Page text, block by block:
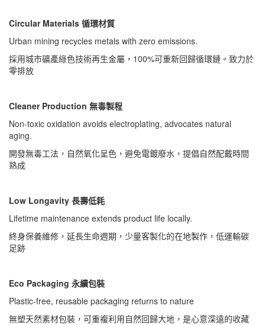
Circular Materials 循環材質
Urban mining recycles metals with zero emissions.
採用城市礦產綠色技術再生金屬，100%可重新回歸循環鏈。致力於
零排放
Cleaner Production 無毒製程
Non-toxic oxidation avoids electroplating, advocates natural
aging.
開發無毒工法，自然氧化呈色，避免電鍍廢水，提倡自然配戴時間
熟成
Low Longavity 長壽低耗
Lifetime maintenance extends product life locally.
終身保養維修，延長生命週期，少量客製化的在地製作，低運輸碳
足跡
Eco Packaging 永續包裝
Plastic-free, reusable packaging returns to nature
無塑天然素材包裝，可重複利用自然回歸大地，是心意深遠的收藏